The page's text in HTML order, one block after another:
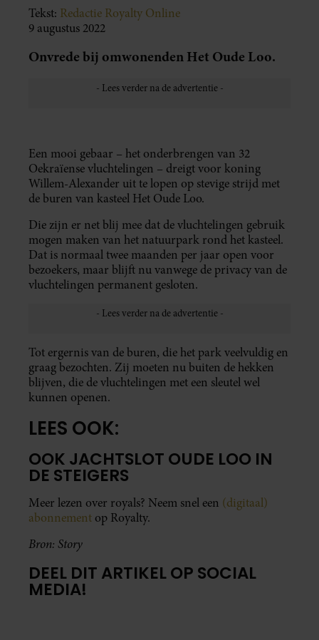
Tekst: Redactie Royalty Online
9 augustus 2022
Onvrede bij omwonenden Het Oude Loo.
Een mooi gebaar – het onderbrengen van 32
Oekraïense vluchtelingen – dreigt voor koning
Willem-Alexander uit te lopen op stevige strijd met
de buren van kasteel Het Oude Loo.
Die zijn er net blij mee dat de vluchtelingen gebruik
mogen maken van het natuurpark rond het kasteel.
Dat is normaal twee maanden per jaar open voor
bezoekers, maar blijft nu vanwege de privacy van de
vluchtelingen permanent gesloten.
Tot ergernis van de buren, die het park veelvuldig en
graag bezochten. Zij moeten nu buiten de hekken
blijven, die de vluchtelingen met een sleutel wel
kunnen openen.
LEES OOK:
OOK JACHTSLOT OUDE LOO IN
DE STEIGERS
Meer lezen over royals? Neem snel een (digitaal)
abonnement op Royalty.
Bron: Story
DEEL DIT ARTIKEL OP SOCIAL
MEDIA!